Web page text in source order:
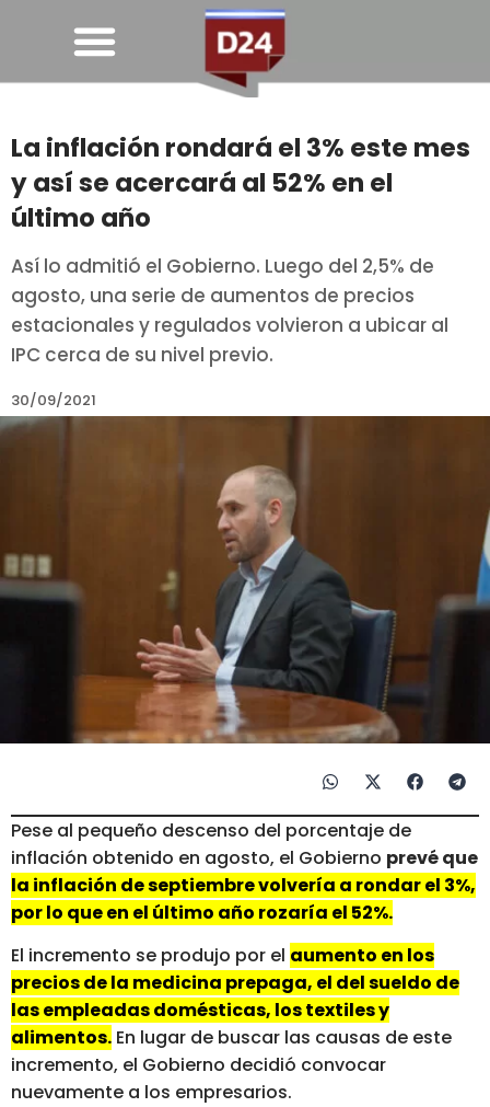
La inflación rondará el 3% este mes
y así se acercará al 52% en el
último año
Así lo admitió el Gobierno. Luego del 2,5% de
agosto, una serie de aumentos de precios
estacionales y regulados volvieron a ubicar al
IPC cerca de su nivel previo.
30/09/2021
Pese al pequeño descenso del porcentaje de
inflación obtenido en agosto, el Gobierno prevé que
la inflación de septiembre volvería a rondar el 3%,
por lo que en el último año rozaría el 52%.
El incremento se produjo por el aumento en los
precios de la medicina prepaga, el del sueldo de
las empleadas domésticas, los textiles y
alimentos. En lugar de buscar las causas de este
incremento, el Gobierno decidió convocar
nuevamente a los empresarios.